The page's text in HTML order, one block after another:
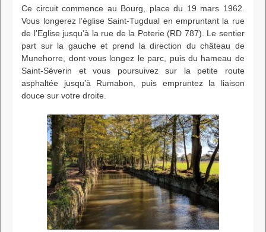
Ce circuit commence au Bourg, place du 19 mars 1962.
Vous longerez l’église Saint-Tugdual en empruntant la rue
de l’Eglise jusqu’à la rue de la Poterie (RD 787). Le sentier
part sur la gauche et prend la direction du château de
Munehorre, dont vous longez le parc, puis du hameau de
Saint-Séverin et vous poursuivez sur la petite route
asphaltée jusqu’à Rumabon, puis empruntez la liaison
douce sur votre droite.